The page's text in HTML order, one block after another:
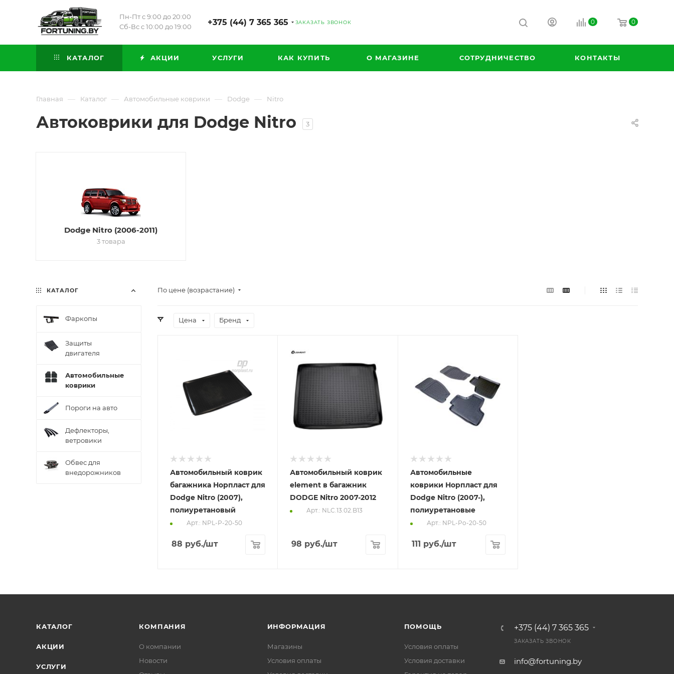
Пн-Пт с 9:00 до 20:00
Сб-Вс с 10:00 до 19:00
+375 (44) 7 365 365 ЗАКАЗАТЬ ЗВОНОК 0 0
КАТАЛОГ АКЦИИ УСЛУГИ КАК КУПИТЬ О МАГАЗИНЕ СОТРУДНИЧЕСТВО КОНТАКТЫ
Главная — Каталог — Автомобильные коврики — Dodge — Nitro
Автоковрики для Dodge Nitro 3
Dodge Nitro (2006-2011)
3 товара
По цене (возрастание)
Цена Бренд
Автомобильный коврик
багажника Норпласт для
Dodge Nitro (2007),
полиуретановый
Арт.: NPL-P-20-50
88 руб./шт
Автомобильный коврик
element в багажник
DODGE Nitro 2007-2012
Арт.: NLC.13.02.B13
98 руб./шт
Автомобильные
коврики Норпласт для
Dodge Nitro (2007-),
полиуретановые
Арт.: NPL-Po-20-50
111 руб./шт
КАТАЛОГ
Фаркопы
Защиты
двигателя
Автомобильные
коврики
Пороги на авто
Дефлекторы,
ветровики
Обвес для
внедорожников
КАТАЛОГ
АКЦИИ
УСЛУГИ
КОМПАНИЯ
О компании
Новости
ИНФОРМАЦИЯ
Магазины
Условия оплаты
ПОМОЩЬ
Условия оплаты
Условия доставки
+375 (44) 7 365 365
ЗАКАЗАТЬ ЗВОНОК
info@fortuning.by